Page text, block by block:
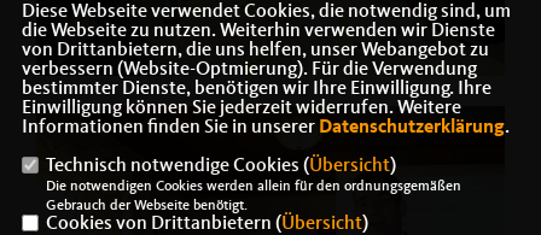
Diese Webseite verwendet Cookies, die notwendig sind, um
die Webseite zu nutzen. Weiterhin verwenden wir Dienste
von Drittanbietern, die uns helfen, unser Webangebot zu
verbessern (Website-Optmierung). Für die Verwendung
bestimmter Dienste, benötigen wir Ihre Einwilligung. Ihre
Einwilligung können Sie jederzeit widerrufen. Weitere
Informationen finden Sie in unserer Datenschutzerklärung.
Technisch notwendige Cookies (Übersicht)
Die notwendigen Cookies werden allein für den ordnungsgemäßen
Gebrauch der Webseite benötigt.
Cookies von Drittanbietern (Übersicht)